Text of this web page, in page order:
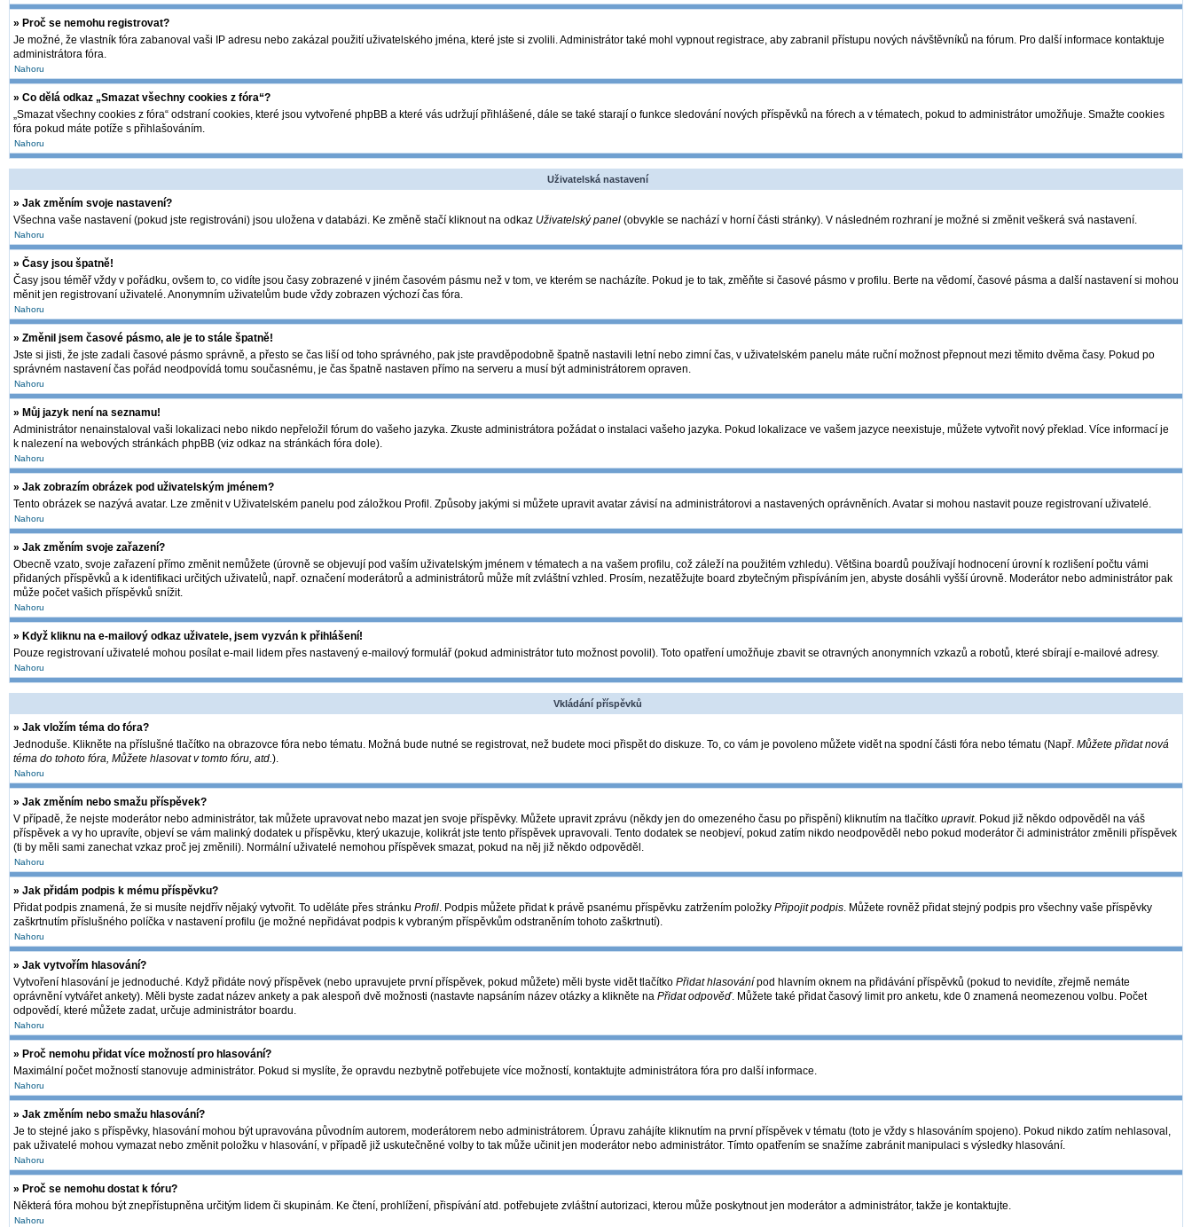
» Proč se nemohu registrovat?
Je možné, že vlastník fóra zabanoval vaši IP adresu nebo zakázal použití uživatelského jména, které jste si zvolili. Administrátor také mohl vypnout registrace, aby zabranil přístupu nových návštěvníků na fórum. Pro další informace kontaktuje
administrátora fóra.
Nahoru
» Co dělá odkaz „Smazat všechny cookies z fóra“?
„Smazat všechny cookies z fóra“ odstraní cookies, které jsou vytvořené phpBB a které vás udržují přihlášené, dále se také starají o funkce sledování nových příspěvků na fórech a v tématech, pokud to administrátor umožňuje. Smažte cookies
fóra pokud máte potíže s přihlašováním.
Nahoru
Uživatelská nastavení
» Jak změním svoje nastavení?
Všechna vaše nastavení (pokud jste registrováni) jsou uložena v databázi. Ke změně stačí kliknout na odkaz Uživatelský panel (obvykle se nachází v horní části stránky). V následném rozhraní je možné si změnit veškerá svá nastavení.
Nahoru
» Časy jsou špatně!
Časy jsou téměř vždy v pořádku, ovšem to, co vidíte jsou časy zobrazené v jiném časovém pásmu než v tom, ve kterém se nacházíte. Pokud je to tak, změňte si časové pásmo v profilu. Berte na vědomí, časové pásma a další nastavení si mohou
měnit jen registrovaní uživatelé. Anonymním uživatelům bude vždy zobrazen výchozí čas fóra.
Nahoru
» Změnil jsem časové pásmo, ale je to stále špatně!
Jste si jisti, že jste zadali časové pásmo správně, a přesto se čas liší od toho správného, pak jste pravděpodobně špatně nastavili letní nebo zimní čas, v uživatelském panelu máte ruční možnost přepnout mezi těmito dvěma časy. Pokud po
správném nastavení čas pořád neodpovídá tomu současnému, je čas špatně nastaven přímo na serveru a musí být administrátorem opraven.
Nahoru
» Můj jazyk není na seznamu!
Administrátor nenainstaloval vaši lokalizaci nebo nikdo nepřeložil fórum do vašeho jazyka. Zkuste administrátora požádat o instalaci vašeho jazyka. Pokud lokalizace ve vašem jazyce neexistuje, můžete vytvořit nový překlad. Více informací je
k nalezení na webových stránkách phpBB (viz odkaz na stránkách fóra dole).
Nahoru
» Jak zobrazím obrázek pod uživatelským jménem?
Tento obrázek se nazývá avatar. Lze změnit v Uživatelském panelu pod záložkou Profil. Způsoby jakými si můžete upravit avatar závisí na administrátorovi a nastavených oprávněních. Avatar si mohou nastavit pouze registrovaní uživatelé.
Nahoru
» Jak změním svoje zařazení?
Obecně vzato, svoje zařazení přímo změnit nemůžete (úrovně se objevují pod vaším uživatelským jménem v tématech a na vašem profilu, což záleží na použitém vzhledu). Většina boardů používají hodnocení úrovní k rozlišení počtu vámi
přidaných příspěvků a k identifikaci určitých uživatelů, např. označení moderátorů a administrátorů může mít zvláštní vzhled. Prosím, nezatěžujte board zbytečným přispíváním jen, abyste dosáhli vyšší úrovně. Moderátor nebo administrátor pak
může počet vašich příspěvků snížit.
Nahoru
» Když kliknu na e-mailový odkaz uživatele, jsem vyzván k přihlášení!
Pouze registrovaní uživatelé mohou posílat e-mail lidem přes nastavený e-mailový formulář (pokud administrátor tuto možnost povolil). Toto opatření umožňuje zbavit se otravných anonymních vzkazů a robotů, které sbírají e-mailové adresy.
Nahoru
Vkládání příspěvků
» Jak vložím téma do fóra?
Jednoduše. Klikněte na příslušné tlačítko na obrazovce fóra nebo tématu. Možná bude nutné se registrovat, než budete moci přispět do diskuze. To, co vám je povoleno můžete vidět na spodní části fóra nebo tématu (Např. Můžete přidat nová
téma do tohoto fóra, Můžete hlasovat v tomto fóru, atd.).
Nahoru
» Jak změním nebo smažu příspěvek?
V případě, že nejste moderátor nebo administrátor, tak můžete upravovat nebo mazat jen svoje příspěvky. Můžete upravit zprávu (někdy jen do omezeného času po přispění) kliknutím na tlačítko upravit. Pokud již někdo odpověděl na váš
příspěvek a vy ho upravíte, objeví se vám malinký dodatek u příspěvku, který ukazuje, kolikrát jste tento příspěvek upravovali. Tento dodatek se neobjeví, pokud zatím nikdo neodpověděl nebo pokud moderátor či administrátor změnili příspěvek
(ti by měli sami zanechat vzkaz proč jej změnili). Normální uživatelé nemohou příspěvek smazat, pokud na něj již někdo odpověděl.
Nahoru
» Jak přidám podpis k mému příspěvku?
Přidat podpis znamená, že si musíte nejdřív nějaký vytvořit. To uděláte přes stránku Profil. Podpis můžete přidat k právě psanému příspěvku zatržením položky Připojit podpis. Můžete rovněž přidat stejný podpis pro všechny vaše příspěvky
zaškrtnutím příslušného políčka v nastavení profilu (je možné nepřidávat podpis k vybraným příspěvkům odstraněním tohoto zaškrtnutí).
Nahoru
» Jak vytvořím hlasování?
Vytvoření hlasování je jednoduché. Když přidáte nový příspěvek (nebo upravujete první příspěvek, pokud můžete) měli byste vidět tlačítko Přidat hlasování pod hlavním oknem na přidávání příspěvků (pokud to nevidíte, zřejmě nemáte
oprávnění vytvářet ankety). Měli byste zadat název ankety a pak alespoň dvě možnosti (nastavte napsáním název otázky a klikněte na Přidat odpověď. Můžete také přidat časový limit pro anketu, kde 0 znamená neomezenou volbu. Počet
odpovědí, které můžete zadat, určuje administrátor boardu.
Nahoru
» Proč nemohu přidat více možností pro hlasování?
Maximální počet možností stanovuje administrátor. Pokud si myslíte, že opravdu nezbytně potřebujete více možností, kontaktujte administrátora fóra pro další informace.
Nahoru
» Jak změním nebo smažu hlasování?
Je to stejné jako s příspěvky, hlasování mohou být upravována původním autorem, moderátorem nebo administrátorem. Úpravu zahájíte kliknutím na první příspěvek v tématu (toto je vždy s hlasováním spojeno). Pokud nikdo zatím nehlasoval,
pak uživatelé mohou vymazat nebo změnit položku v hlasování, v případě již uskutečněné volby to tak může učinit jen moderátor nebo administrátor. Tímto opatřením se snažíme zabránit manipulaci s výsledky hlasování.
Nahoru
» Proč se nemohu dostat k fóru?
Některá fóra mohou být znepřístupněna určitým lidem či skupinám. Ke čtení, prohlížení, přispívání atd. potřebujete zvláštní autorizaci, kterou může poskytnout jen moderátor a administrátor, takže je kontaktujte.
Nahoru